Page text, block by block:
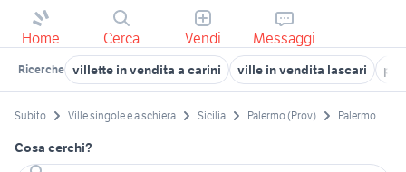
Home Cerca Vendi Messaggi
Ricerche villette in vendita a carini ville in vendita lascari
Subito Ville singole e a schiera Sicilia Palermo (Prov) Palermo
Cosa cerchi?